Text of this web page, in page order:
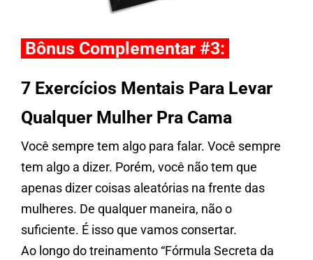
Bônus Complementar #3:
7 Exercícios Mentais Para Levar
Qualquer Mulher Pra Cama
Você sempre tem algo para falar. Você sempre
tem algo a dizer. Porém, você não tem que
apenas dizer coisas aleatórias na frente das
mulheres. De qualquer maneira, não o
suficiente. É isso que vamos consertar.
Ao longo do treinamento “Fórmula Secreta da